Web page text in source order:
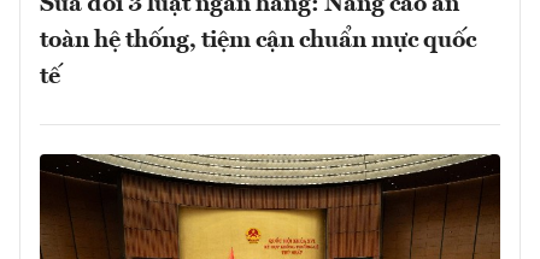
toàn hệ thống, tiệm cận chuẩn mực quốc
tế